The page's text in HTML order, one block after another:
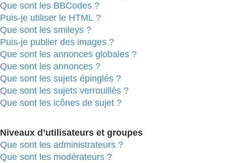
Que sont les BBCodes ?
Puis-je utiliser le HTML ?
Que sont les smileys ?
Puis-je publier des images ?
Que sont les annonces globales ?
Que sont les annonces ?
Que sont les sujets épinglés ?
Que sont les sujets verrouillés ?
Que sont les icônes de sujet ?
Niveaux d’utilisateurs et groupes
Que sont les administrateurs ?
Que sont les modérateurs ?